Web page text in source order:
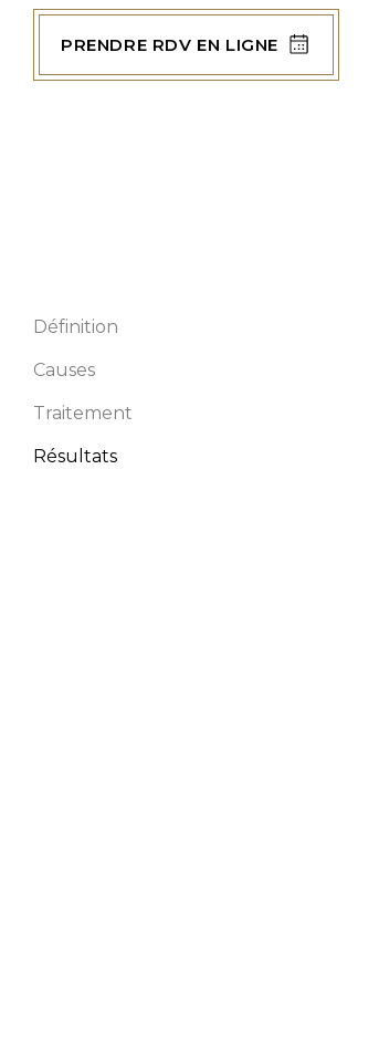
Dents trop
courtes
Refaire ses
dents
PRENDRE RDV EN LIGNE
Définition
Causes
Traitement
Résultats